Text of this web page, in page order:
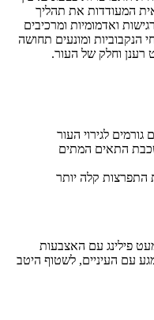
המעודדות את תהליך
ואדמומיות ומרכיבים
הנקבוביות ומונעים תחושה
וחלק של העור.
גורמים לגירוי העור
שכבת התאים המתים
התפרצות קלה יותר
פילינג עם האצבעות
עם העיניים, לשטוף היטב